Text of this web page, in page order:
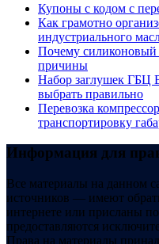
Купоны c кодом с
Как грамотно
индустриального
Почему силиконовый
причины
Набор заглушек ГБЦ
выбрать правильно
Перевозка
транспортировку
Информация для
Все материалы на данном
источников — имеют
интернете или присланы
предоставляются
Права на материалы